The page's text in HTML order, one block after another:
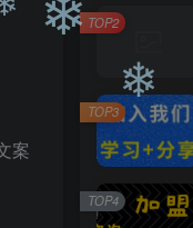
案
TOP2
TOP3
TOP4❄
❄